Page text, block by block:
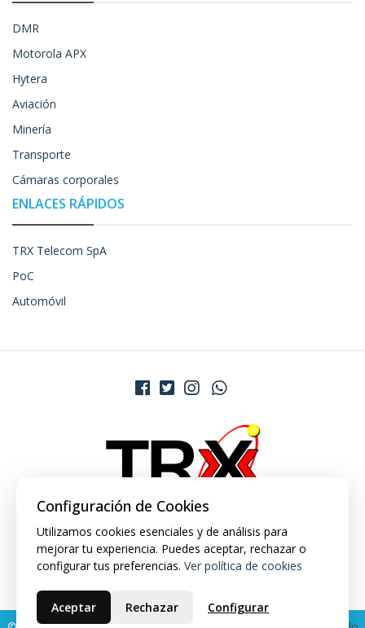
DMR
Motorola APX
Hytera
Aviación
Minería
Transporte
Cámaras corporales
ENLACES RÁPIDOS
TRX Telecom SpA
PoC
Automóvil
Configuración de Cookies
Utilizamos cookies esenciales y de análisis para
mejorar tu experiencia. Puedes aceptar, rechazar o
configurar tus preferencias. Ver política de cookies
Aceptar Rechazar Configurar